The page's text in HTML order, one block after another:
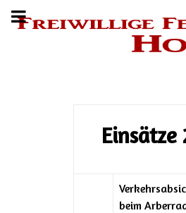
Einsätze
beim